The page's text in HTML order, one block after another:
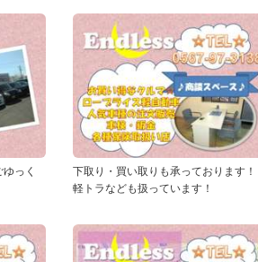
っく
下取り・買い取りも承っております！
軽トラなども扱っています！